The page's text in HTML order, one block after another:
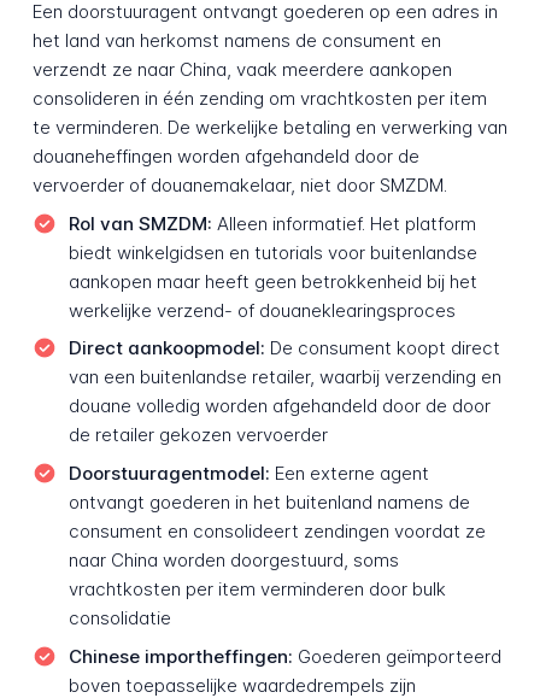
Een doorstuuragent ontvangt goederen op een adres in
het land van herkomst namens de consument en
verzendt ze naar China, vaak meerdere aankopen
consolideren in één zending om vrachtkosten per item
te verminderen. De werkelijke betaling en verwerking van
douaneheffingen worden afgehandeld door de
vervoerder of douanemakelaar, niet door SMZDM.
Rol van SMZDM: Alleen informatief. Het platform
biedt winkelgidsen en tutorials voor buitenlandse
aankopen maar heeft geen betrokkenheid bij het
werkelijke verzend- of douaneklearingsproces
Direct aankoopmodel: De consument koopt direct
van een buitenlandse retailer, waarbij verzending en
douane volledig worden afgehandeld door de door
de retailer gekozen vervoerder
Doorstuuragentmodel: Een externe agent
ontvangt goederen in het buitenland namens de
consument en consolideert zendingen voordat ze
naar China worden doorgestuurd, soms
vrachtkosten per item verminderen door bulk
consolidatie
Chinese importheffingen: Goederen geïmporteerd
boven toepasselijke waardedrempels zijn